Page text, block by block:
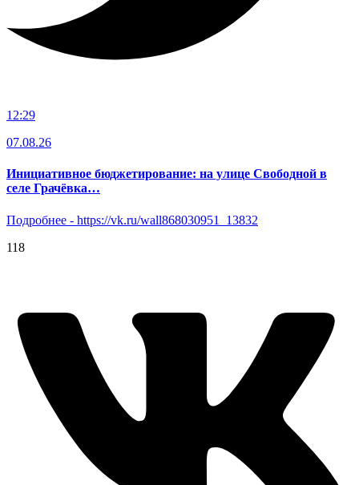
12:29
07.08.26
Инициативное бюджетирование: на улице Свободной в
селе Грачёвка…
Подробнее - https://vk.ru/wall868030951_13832
118